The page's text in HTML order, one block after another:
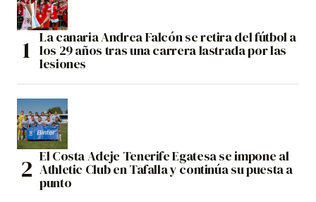
La canaria Andrea Falcón se retira del fútbol a
los 29 años tras una carrera lastrada por las
lesiones
El Costa Adeje Tenerife Egatesa se impone al
Athletic Club en Tafalla y continúa su puesta a
punto